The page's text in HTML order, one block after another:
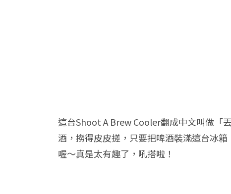
這台Shoot A Brew Cooler翻成中文叫做「
酒，撈得皮皮搓，只要把啤酒裝滿這台冰
喔～真是太有趣了，吼搭啦！